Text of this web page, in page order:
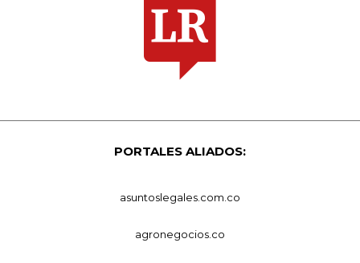
PORTALES ALIADOS:
asuntoslegales.com.co
agronegocios.co